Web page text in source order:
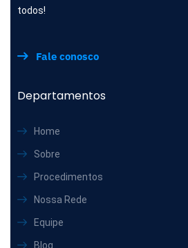
todos!
Fale conosco
Departamentos
Home
Sobre
Procedimentos
Nossa Rede
Equipe
Blog